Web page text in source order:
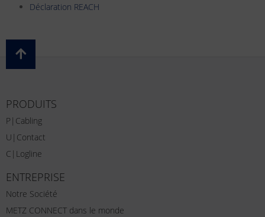
Déclaration REACH
PRODUITS
P|Cabling
U|Contact
C|Logline
ENTREPRISE
Notre Société
METZ CONNECT dans le monde